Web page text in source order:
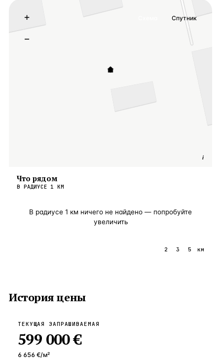
i
+
−
Спутник
Что рядом
В РАДИУСЕ 1 КМ
В радиусе 1 км ничего не найдено — попробуйте
увеличить
2 3 5 км
История цены
ТЕКУЩАЯ ЗАПРАШИВАЕМАЯ
599 000 €
6 656 €/м²